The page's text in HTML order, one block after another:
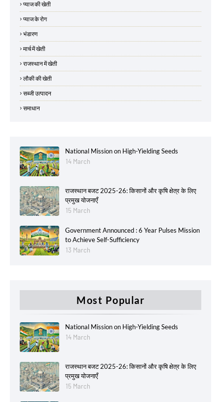
प्याज की खेती
प्याज के रोग
भंडारण
मार्च में खेती
राजस्थान में खेती
लौकी की खेती
सब्जी उत्पादन
समाधान
National Mission on High-Yielding Seeds
14 March
राजस्थान बजट 2025-26: किसानों और कृषि क्षेत्र के लिए
प्रमुख योजनाएँ
15 March
Government Announced : 6 Year Pulses Mission
to Achieve Self-Sufficiency
13 March
Most Popular
National Mission on High-Yielding Seeds
14 March
राजस्थान बजट 2025-26: किसानों और कृषि क्षेत्र के लिए
प्रमुख योजनाएँ
15 March